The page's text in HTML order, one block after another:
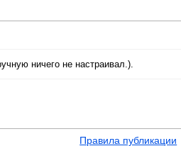
ничего не настраивал.).
Правила публикации